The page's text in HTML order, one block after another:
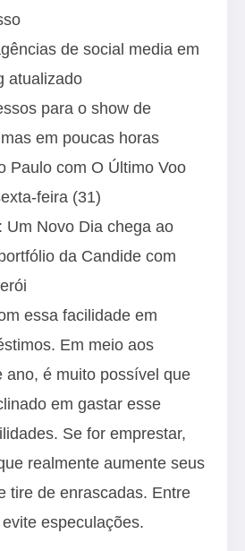
de social media em
atualizado
para o show de
em poucas horas
Paulo com O Último Voo
feira (31)
Um Novo Dia chega ao
da Candide com
essa facilidade em
Em meio aos
ano, é muito possível que
em gastar esse
Se for emprestar,
realmente aumente seus
tire de enrascadas. Entre
especulações.